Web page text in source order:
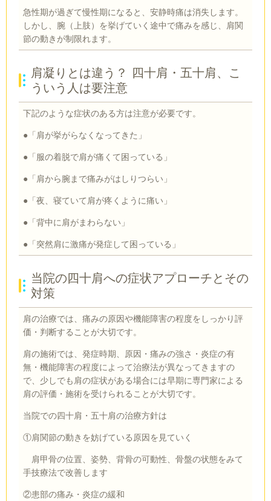
急性期が過ぎて慢性期になると、安静時痛は消失します。
しかし、腕（上肢）を挙げていく途中で痛みを感じ、肩関
節の動きが制限れます。
肩凝りとは違う？ 四十肩・五十肩、こ
ういう人は要注意
下記のような症状のある方は注意が必要です。
●「肩が挙がらなくなってきた」
●「服の着脱で肩が痛くて困っている」
●「肩から腕まで痛みがはしりつらい」
●「夜、寝ていて肩が疼くように痛い」
●「背中に肩がまわらない」
●「突然肩に激痛が発症して困っている」
当院の四十肩への症状アプローチとその
対策
肩の治療では、痛みの原因や機能障害の程度をしっかり評
価・判断することが大切です。
肩の施術では、発症時期、原因・痛みの強さ・炎症の有
無・機能障害の程度によって治療法が異なってきますの
で、少しでも肩の症状がある場合には早期に専門家による
肩の評価・施術を受けられることが大切です。
当院での四十肩・五十肩の治療方針は
①肩関節の動きを妨げている原因を見ていく
肩甲骨の位置、姿勢、背骨の可動性、骨盤の状態をみて
手技療法で改善します
②患部の痛み・炎症の緩和